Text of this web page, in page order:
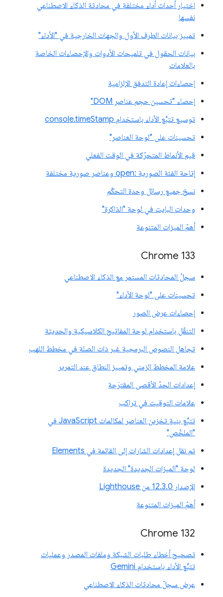
اختيار أحداث أداء مختلفة في محادثة الذكاء الاصطناعي
نفسها
تمييز بيانات الطرف الأول والجهات الخارجية في "الأداء"
بيانات الحقول في تلميحات الأدوات والإحصاءات الخاصة
بالعلامات
إحصاءات إعادة التدفق الإلزامية
إحصاء "تحسين حجم عناصر DOM"
توسيع تتبُّع الأداء باستخدام console.timeStamp
تحسينات على "لوحة العناصر"
قيم الأنماط المتحرّكة في الوقت الفعلي
إتاحة الفئة الصورية :open وعناصر صورية مختلفة
نسخ جميع رسائل وحدة التحكّم
وحدات البايت في لوحة "الذاكرة"
أهمّ الميزات المتنوعة
‫Chrome 133
سجلّ المحادثات المستمر مع الذكاء الاصطناعي
تحسينات على "لوحة الأداء"
إحصاءات عرض الصور
التنقّل باستخدام لوحة المفاتيح الكلاسيكية والحديثة
تجاهل النصوص البرمجية غير ذات الصلة في مخطط اللهب
علامة المخطط الزمني وتمييز النطاق عند التمرير
إعدادات الحدّ الأقصى المقترَحة
علامات التوقيت في تراكب
تتبُّع بنية تخزين العناصر لمكالمات JavaScript في
"الملخّص"
تم نقل إعدادات الشارات إلى القائمة في Elements
لوحة "الميزات الجديدة" الجديدة
الإصدار 12.3.0 من Lighthouse
أهمّ الميزات المتنوعة
Chrome 132
تصحيح أخطاء طلبات الشبكة وملفات المصدر وعمليات
تتبُّع الأداء باستخدام Gemini
عرض سجلّ محادثات الذكاء الاصطناعي